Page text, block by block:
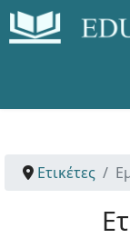
Ετικέτες